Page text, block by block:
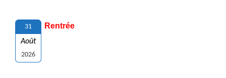
31
Août
2026
Rentrée